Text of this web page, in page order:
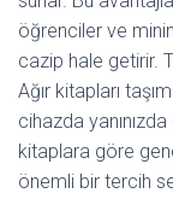
öğrenciler ve
cazip hale getirir.
Ağır kitapları
cihazda yanınızda
kitaplara göre
önemli bir tercih